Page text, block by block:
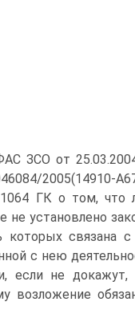
ЗСО от
2005(14910-
ГК о том, что
не установлено
которых связана
с нею
если не
возложение